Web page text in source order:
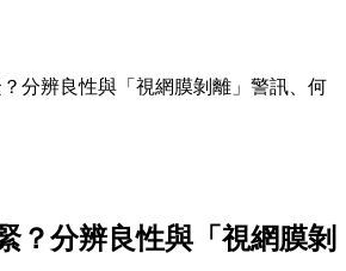
分辨良性與「視網膜剝離」警訊、何
？分辨良性與「視網膜剝